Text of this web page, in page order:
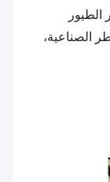
الصناعية،